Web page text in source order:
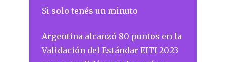
Si solo tenés un minuto
Argentina alcanzó 80 puntos en la
Validación del Estándar EITI 2023